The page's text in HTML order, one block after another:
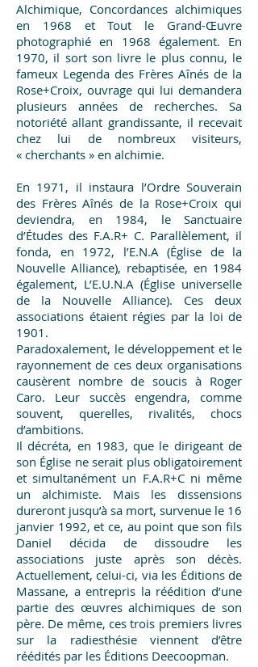
Alchimique, Concordances alchimiques
en 1968 et Tout le Grand-Œuvre
photographié en 1968 également. En
1970, il sort son livre le plus connu, le
fameux Legenda des Frères Aînés de la
Rose+Croix, ouvrage qui lui demandera
plusieurs années de recherches. Sa
notoriété allant grandissante, il recevait
chez lui de nombreux visiteurs,
« cherchants » en alchimie.
En 1971, il instaura l’Ordre Souverain
des Frères Aînés de la Rose+Croix qui
deviendra, en 1984, le Sanctuaire
d’Études des F.A.R+ C. Parallèlement, il
fonda, en 1972, l’E.N.A (Église de la
Nouvelle Alliance), rebaptisée, en 1984
également, L’E.U.N.A (Église universelle
de la Nouvelle Alliance). Ces deux
associations étaient régies par la loi de
1901.
Paradoxalement, le développement et le
rayonnement de ces deux organisations
causèrent nombre de soucis à Roger
Caro. Leur succès engendra, comme
souvent, querelles, rivalités, chocs
d’ambitions.
Il décréta, en 1983, que le dirigeant de
son Église ne serait plus obligatoirement
et simultanément un F.A.R+C ni même
un alchimiste. Mais les dissensions
dureront jusqu’à sa mort, survenue le 16
janvier 1992, et ce, au point que son fils
Daniel décida de dissoudre les
associations juste après son décès.
Actuellement, celui-ci, via les Éditions de
Massane, a entrepris la réédition d’une
partie des œuvres alchimiques de son
père. De même, ces trois premiers livres
sur la radiesthésie viennent d’être
réédités par les Éditions Deecoopman.